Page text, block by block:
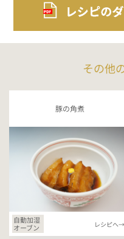
その他
豚の角煮
自動加湿
オーブン
レシピへ→